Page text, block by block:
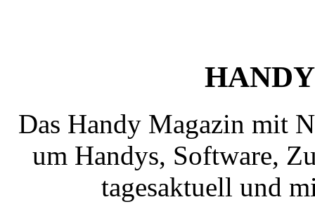
HANDY
Das Handy Magazin mit
um Handys, Software,
tagesaktuell und